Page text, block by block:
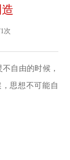
次
自由的时候，
思想不可能自